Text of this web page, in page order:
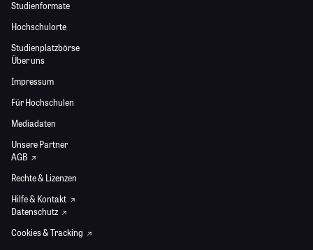
Studienformate
Hochschulorte
Studienplatzbörse
Über uns
Impressum
Für Hochschulen
Mediadaten
Unsere Partner
AGB
Rechte & Lizenzen
Hilfe & Kontakt
Datenschutz
Cookies & Tracking